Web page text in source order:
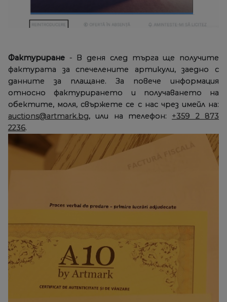
Фактуриране - В деня след търга ще получите
фактурата за спечелените артикули, заедно с
данните за плащане. За повече информация
относно фактурирането и получаването на
обектите, моля, свържете се с нас чрез имейл на:
auctions@artmark.bg, или на телефон: +359 2 873
2236.